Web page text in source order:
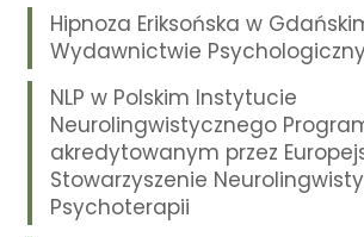
Hipnoza Eriksońska w
Wydawnictwie
NLP w Polskim Instytucie
Neurolingwistycznego
akredytowanym przez
Stowarzyszenie
Psychoterapii